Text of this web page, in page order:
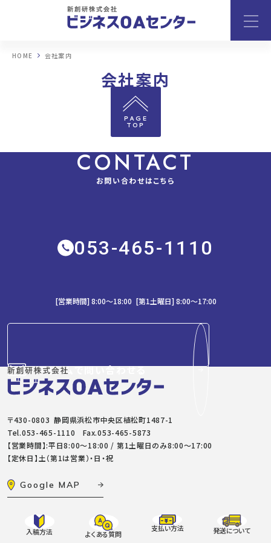
HOME 会社案内
会社案内
COMPANY
PAGE
TOP
CONTACT
お問い合わせはこちら
053-465-1110
[営業時間] 8:00～18:00 [第1土曜日] 8:00〜17:00
フォームで問い合わせる
〒430-0803 静岡県浜松市中央区植松町1487-1
Tel.053-465-1110 Fax.053-465-5873
【営業時間】:平日8:00～18:00 / 第1土曜日のみ8:00〜17:00
【定休日】土（第1は営業）・日・祝
Google MAP
入稿方法 よくある質問
支払い方法 発送について